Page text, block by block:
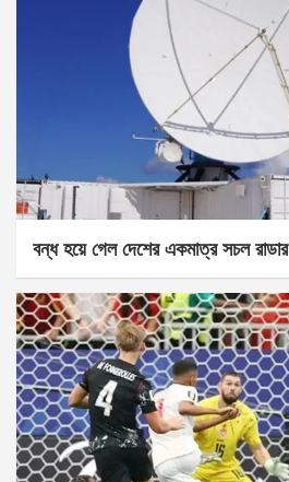
বন্ধ হয়ে গেল দেশের একমাত্র সচল রাডার